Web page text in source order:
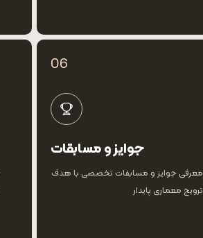
06
جوایز و مسابقات
معرفی جوایز و مسابقات تخصصی با هدف
ترویج معماری پایدار